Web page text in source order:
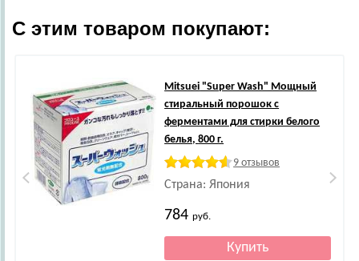
С этим товаром покупают:
Mitsuei "Super Wash" Мощный
стиральный порошок с
ферментами для стирки белого
белья, 800 г.
9 отзывов
Страна: Япония
784руб.